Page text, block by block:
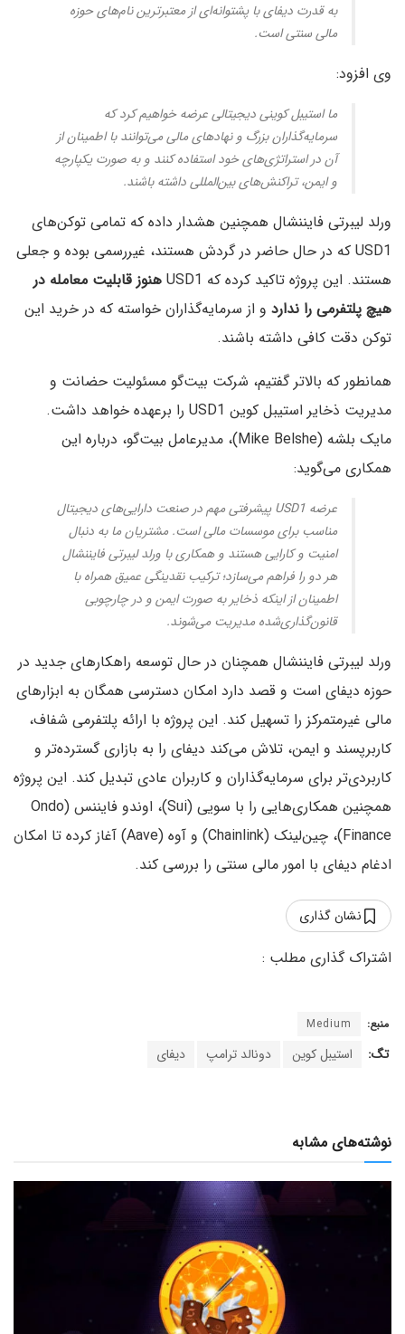
به قدرت دیفای با پشتوانه‌ای از معتبرترین نام‌های حوزه
مالی سنتی است.
وی افزود:
ما استیبل کوینی دیجیتالی عرضه خواهیم کرد که
سرمایه‌گذاران بزرگ و نهادهای مالی می‌توانند با اطمینان از
آن در استراتژی‌های خود استفاده کنند و به صورت یکپارچه
و ایمن، تراکنش‌های بین‌المللی داشته باشند.
ورلد لیبرتی فایننشال همچنین هشدار داده که تمامی توکن‌های
USD1 که در حال حاضر در گردش هستند، غیررسمی بوده و جعلی
هستند. این پروژه تاکید کرده که USD1
هنوز قابلیت معامله در
هیچ پلتفرمی را ندارد و از سرمایه‌گذاران خواسته که در خرید این
توکن دقت کافی داشته باشند.
همانطور که بالاتر گفتیم، شرکت بیت‌گو مسئولیت حضانت و
مدیریت ذخایر استیبل کوین USD1 را برعهده خواهد داشت.
مایک بلشه (Mike Belshe)، مدیرعامل بیت‌گو، درباره این
همکاری می‌گوید:
عرضه USD1 پیشرفتی مهم در صنعت دارایی‌های دیجیتال
مناسب برای موسسات مالی است. مشتریان ما به دنبال
امنیت و کارایی هستند و همکاری با ورلد لیبرتی فایننشال
هر دو را فراهم می‌سازد؛ ترکیب نقدینگی عمیق همراه با
اطمینان از اینکه ذخایر به صورت ایمن و در چارچوبی
قانون‌گذاری‌شده مدیریت می‌شوند.
ورلد لیبرتی فایننشال همچنان در حال توسعه راهکارهای جدید در
حوزه دیفای است و قصد دارد امکان دسترسی همگان به ابزارهای
مالی غیرمتمرکز را تسهیل کند. این پروژه با ارائه پلتفرمی شفاف،
کاربرپسند و ایمن، تلاش می‌کند دیفای را به بازاری گسترده‌تر و
کاربردی‌تر برای سرمایه‌گذاران و کاربران عادی تبدیل کند. این پروژه
همچنین همکاری‌هایی را با سویی (Sui)، اوندو فایننس (Ondo
Finance)، چین‌لینک (Chainlink) و آوه (Aave) آغاز کرده تا امکان
ادغام دیفای با امور مالی سنتی را بررسی کند.
نشان گذاری
منبع: Medium
تگ: استیبل کوین دونالد ترامپ دیفای
نوشته‌های مشابه